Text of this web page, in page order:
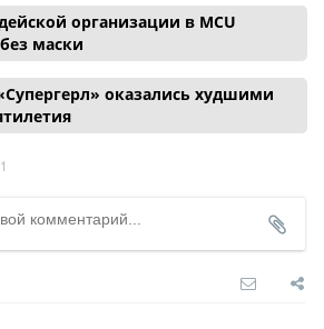
организации в MCU
маски
оказались худшими
1